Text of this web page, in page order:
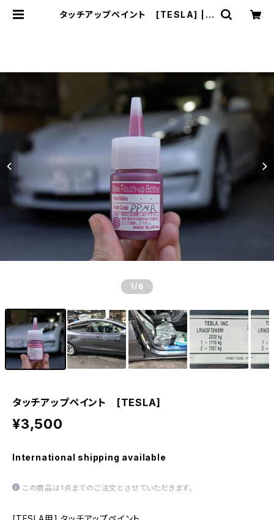
タッチアップペイント [TESLA] | T
1 /6
タッチアップペイント [TESLA]
¥3,500
International shipping available
この商品は1点までのご注文とさせていただきます。